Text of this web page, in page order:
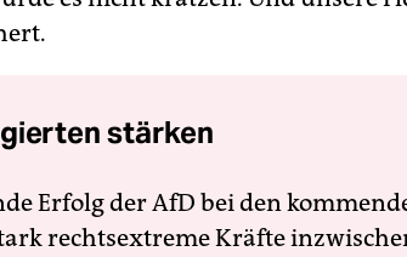
stärken
Erfolg der AfD bei den
rechtsextreme Kräfte